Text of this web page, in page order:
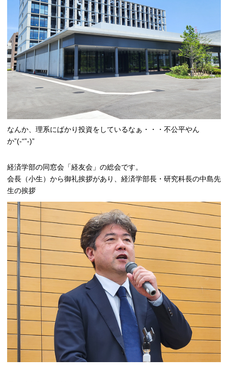
なんか、理系にばかり投資をしているなぁ・・・不公平やん
か”(-“”-)”
経済学部の同窓会「経友会」の総会です。
会長（小生）から御礼挨拶があり、経済学部長・研究科長の中島先
生の挨拶